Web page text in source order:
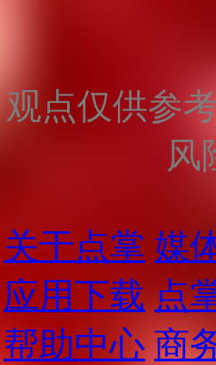
点仅供参
风
关于点掌 媒
应用下载 点
帮助中心 商